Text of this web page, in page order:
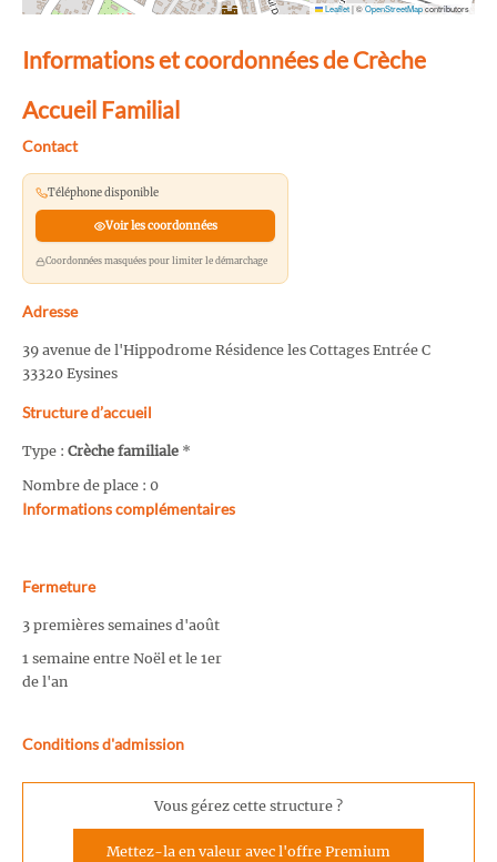
Leaflet|©OpenStreetMapcontributors
Informations et coordonnées de Crèche
Accueil Familial
Contact
Téléphone disponible
Voir les coordonnées
Coordonnées masquées pour limiter le démarchage
Adresse
39 avenue de l'Hippodrome Résidence les Cottages Entrée C
33320 Eysines
Structure d’accueil
Type : Crèche familiale *
Nombre de place : 0
Informations complémentaires
Fermeture
3 premières semaines d'août
1 semaine entre Noël et le 1er
de l'an
Conditions d'admission
Vous gérez cette structure ?
Mettez-la en valeur avec l'offre Premium